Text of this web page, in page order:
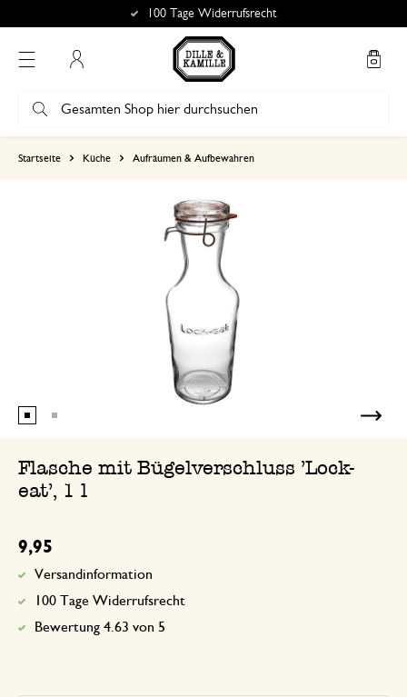
100 Tage Widerrufsrecht
Startseite Küche Aufräumen & Aufbewahren
Flasche mit Bügelverschluss 'Lock-
eat', 1 l
9,95
Versandinformation
100 Tage Widerrufsrecht
Bewertung 4.63 von 5